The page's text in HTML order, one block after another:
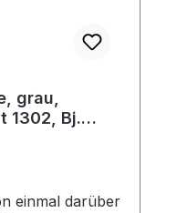
grau,
1302, Bj.
einmal darüber